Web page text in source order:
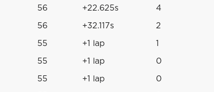
56 +22.625s 4
56 +32.117s 2
55 +1 lap 1
55 +1 lap 0
55 +1 lap 0